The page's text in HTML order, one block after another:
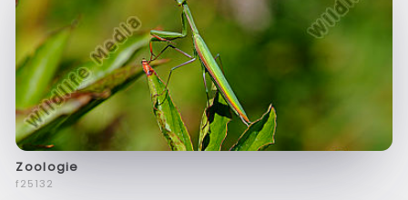
Zoologie
f25132